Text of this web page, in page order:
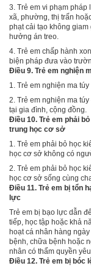
3. Trẻ em vi phạm
xã, phường, thị trấn
phạt cải tạo không
hưởng án treo.
4. Trẻ em chấp hành
biện pháp đưa vào
Điều 9. Trẻ em nghiện
1. Trẻ em nghiện ma
2. Trẻ em nghiện ma
tại gia đình, cộng đồng.
Điều 10. Trẻ em phải
trung học cơ sở
1. Trẻ em phải bỏ học
học cơ sở không có
2 Trẻ em phải bỏ học
học cơ sở sống cùng
Điều 11. Trẻ em bị tổn
lực
Trẻ em bị bạo lực dẫn
tiếp, học tập hoặc khả
hoạt cá nhân hàng
bệnh, chữa bệnh hoặc
nhân có thẩm quyền
Điều 12. Trẻ em bị bóc